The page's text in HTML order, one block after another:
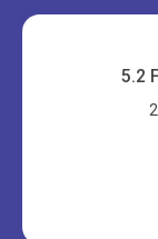
5.2